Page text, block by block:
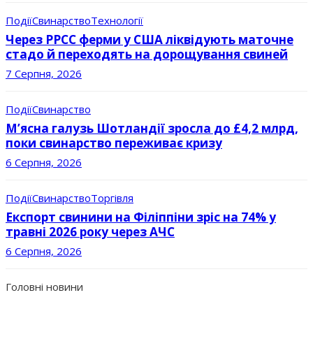
ПодіїСвинарствоТехнології
Через РРСС ферми у США ліквідують маточне
стадо й переходять на дорощування свиней
7 Серпня, 2026
ПодіїСвинарство
М’ясна галузь Шотландії зросла до £4,2 млрд,
поки свинарство переживає кризу
6 Серпня, 2026
ПодіїСвинарствоТоргівля
Експорт свинини на Філіппіни зріс на 74% у
травні 2026 року через АЧС
6 Серпня, 2026
Головні новини